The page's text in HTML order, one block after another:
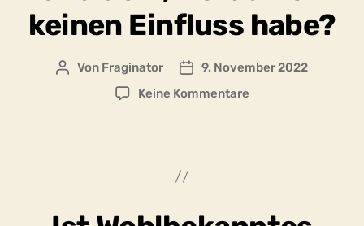
keinen Einfluss habe?
Beitragsautor
Von Fraginator Beitragsdatum
9. November 2022
Keine Kommentarezu
dem,